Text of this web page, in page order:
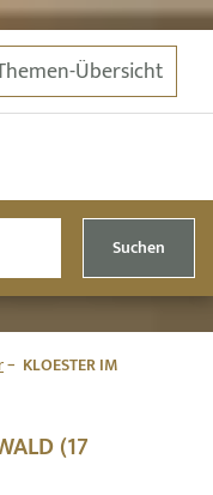
Übersicht
Suchen
KLOESTER IM
(17